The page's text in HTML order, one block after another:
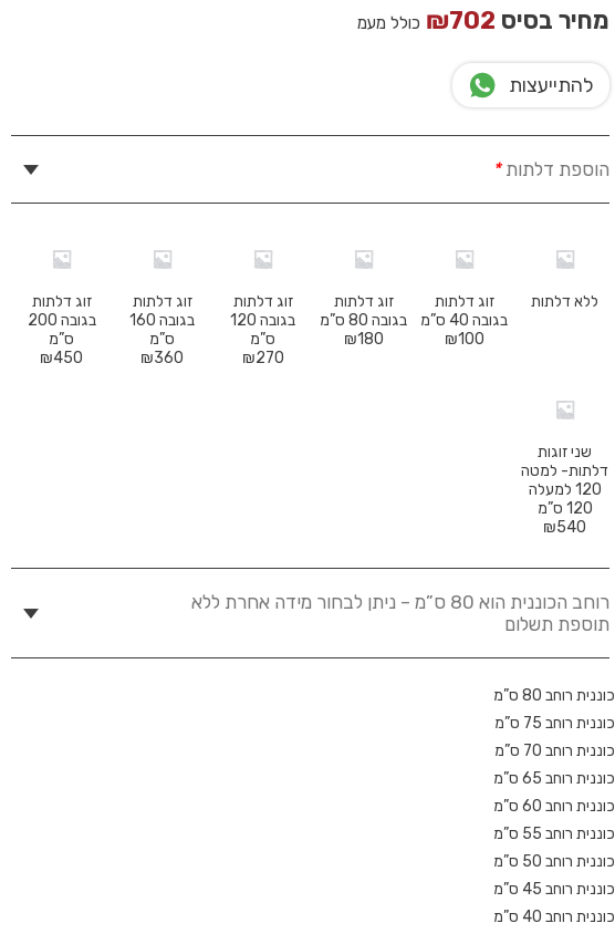
מחיר בסיס ₪702 כולל מעמ
להתייעצות
הוספת דלתות*
ללא דלתות
זוג דלתות
בגובה 40 ס”מ
₪100
זוג דלתות
בגובה 80 ס”מ
₪180
זוג דלתות
בגובה 120
ס”מ
₪270
זוג דלתות
בגובה 160
ס”מ
₪360
זוג דלתות
בגובה 200
ס”מ
₪450
שני זוגות
דלתות- למטה
120 למעלה
120 ס”מ
₪540
רוחב הכוננית הוא 80 ס”מ – ניתן לבחור מידה אחרת ללא
תוספת תשלום
כוננית רוחב 80 ס”מ
כוננית רוחב 75 ס”מ
כוננית רוחב 70 ס”מ
כוננית רוחב 65 ס”מ
כוננית רוחב 60 ס”מ
כוננית רוחב 55 ס”מ
כוננית רוחב 50 ס”מ
כוננית רוחב 45 ס”מ
כוננית רוחב 40 ס”מ